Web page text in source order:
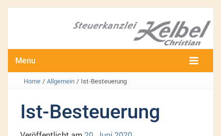
Menu
Home / Allgemein / Ist-Besteuerung
Ist-Besteuerung